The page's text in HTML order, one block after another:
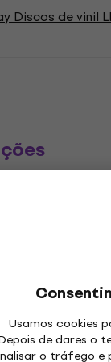
Usamos cookies
de dares o
o tráfego e
Discos de vinil
,Hardcore
,Punk